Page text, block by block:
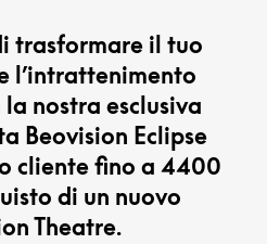
trasformare il tuo
l’intrattenimento
nostra esclusiva
Beovision Eclipse
cliente fino a 4400
di un nuovo
Theatre.